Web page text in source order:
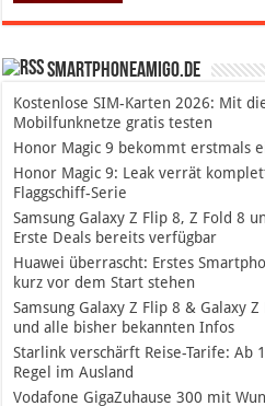
SmartphoneAmigo.de
Kostenlose SIM-Karten 2026: Mit
Mobilfunknetze gratis testen
Honor Magic 9 bekommt erstmals
Honor Magic 9: Leak verrät
Flaggschiff-Serie
Samsung Galaxy Z Flip 8, Z Fold 8
Erste Deals bereits verfügbar
Huawei überrascht: Erstes
kurz vor dem Start stehen
Samsung Galaxy Z Flip 8 & Galaxy
und alle bisher bekannten Infos
Starlink verschärft Reise-Tarife: Ab
Regel im Ausland
Vodafone GigaZuhause 300 mit